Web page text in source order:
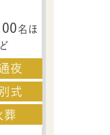
名ほ
ど
夜
式
葬